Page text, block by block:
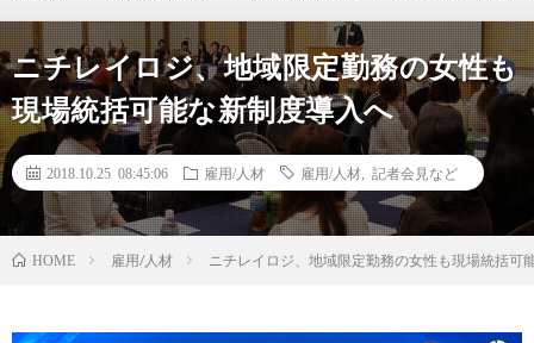
ニチレイロジ、地域限定勤務の女性も
現場統括可能な新制度導入へ
2018.10.25 08:45:06 雇用/人材 雇用/人材 記者会見など
HOME 雇用/人材 ニチレイロジ、地域限定勤務の女性も現場統括可